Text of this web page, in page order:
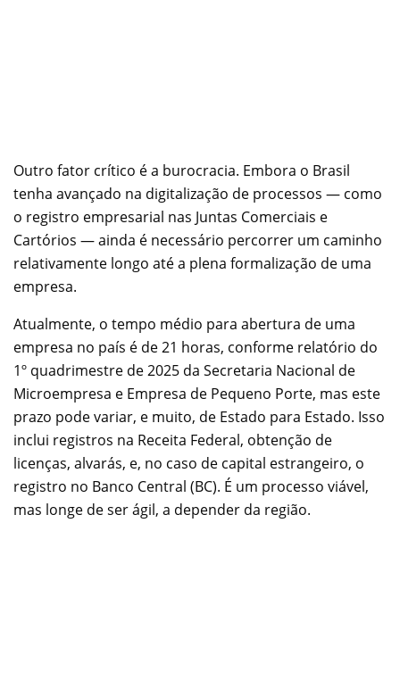
Outro fator crítico é a burocracia. Embora o Brasil
tenha avançado na digitalização de processos — como
o registro empresarial nas Juntas Comerciais e
Cartórios — ainda é necessário percorrer um caminho
relativamente longo até a plena formalização de uma
empresa.
Atualmente, o tempo médio para abertura de uma
empresa no país é de 21 horas, conforme relatório do
1º quadrimestre de 2025 da Secretaria Nacional de
Microempresa e Empresa de Pequeno Porte, mas este
prazo pode variar, e muito, de Estado para Estado. Isso
inclui registros na Receita Federal, obtenção de
licenças, alvarás, e, no caso de capital estrangeiro, o
registro no Banco Central (BC). É um processo viável,
mas longe de ser ágil, a depender da região.